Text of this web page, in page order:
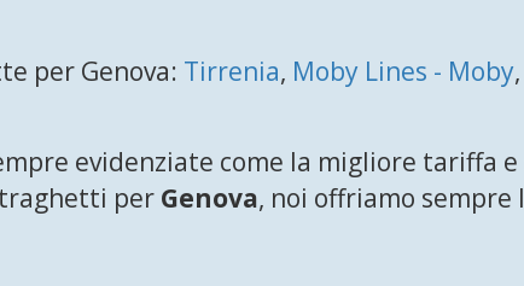
per Genova: Tirrenia, Moby Lines - Moby,
evidenziate come la migliore tariffa e
per Genova, noi offriamo sempre